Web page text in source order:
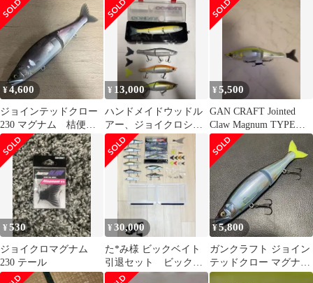
¥4,600
ジョインテッドクロー
230 マグナム 桔便
鮎？ ジョイクロマグ
ナム type-f
¥ 13,000
ハンドメイドウッドル
アー、ジョイクロシフ
ト、マグナム4セット
（ケース付き）
¥5,500
GAN CRAFT Jointed
Claw Magnum TYPE
F230
¥530
ジョイクロマグナム
230 テール
¥30,000
た*み様 ビックベイト
引退セット ビックベ
イト11個 レボ・ビー
¥5,800
ガンクラフト ジョイン
テッドクロー マグナム
230